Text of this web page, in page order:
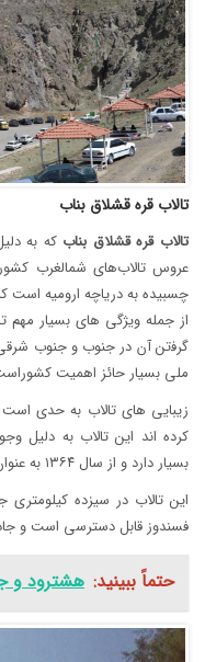
تالاب قره قشلاق بناب
تالاب قره قشلاق بناب که به
عروس تالاب‌های شمالغرب
چسبیده به دریاچه ارومیه
از ﺟﻤﻠﻪ وﯾﮋﮔﯽ ﻫﺎی‬‬‫ ﺑﺴﯿﺎر ﻣﻬﻢ
ﮔﺮﻓتن آن در ﺟﻨﻮب و ﺟﻨﻮب
ﻣﻠﯽ ﺑﺴﯿﺎر ﺣﺎﺋﺰ اﻫﻤﯿﺖ
ﮐﺮده اﻧﺪ این تالاب به دلیل
بسیار دارد و از سال ۱۳۶۴ به عنوان منطقه شکار ممنوع اعلام شده است.
این تالاب در سیزده کیلومتری
فسندوز قابل دسترسی است و
حتماً ببینید: هشترود و